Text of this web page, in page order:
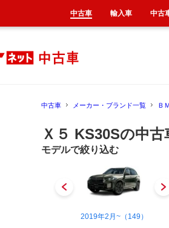
中古車 メーカー・ブランド一覧 Ｂ
Ｘ５ KS30Sの中古
モデルで絞り込む
2019年2月~（149）
中古車 輸入車 中古